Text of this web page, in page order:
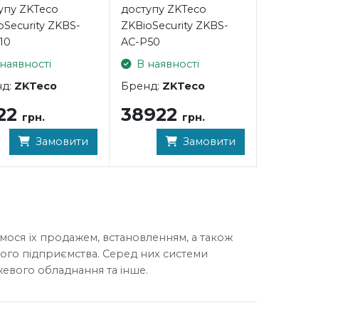
ZKTeco
ZKBS-
ZKTeco
грн.
Замовити
доступу ZKTeco
ZKBioSecurity ZKBS-
AC-P50
В наявності
Бренд: ZKTeco
38922 грн.
Замовити
їх продажем, встановленням, а також
підприємства. Серед них системи
обладнання та інше.